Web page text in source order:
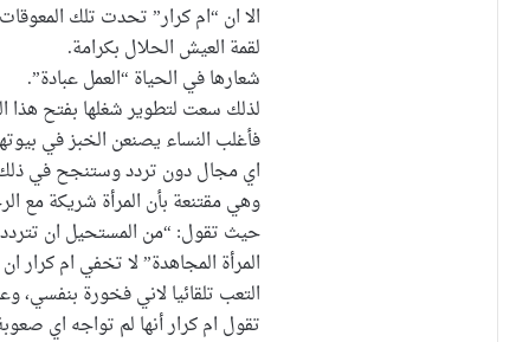
الا ان “ام كرار” تحدت تلك
لقمة العيش الحلال بكرامة.
شعارها في الحياة “العمل عبادة”.
لذلك سعت لتطوير شغلها بفتح هذا
فأغلب النساء يصنعن الخبز في
اي مجال دون تردد وستنجح في
وهي مقتنعة بأن المرأة شريكة مع
حيث تقول: “من المستحيل ان تتردد
المرأة المجاهدة” لا تخفي ام
التعب تلقائيا لاني فخورة بنفسي،
تقول ام كرار أنها لم تواجه اي